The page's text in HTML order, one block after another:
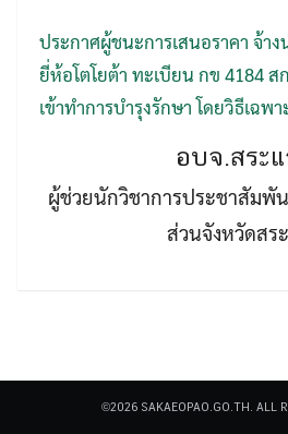
Search
ประกาศผู้ชนะการเสนอราคา จ้า
ยี่ห้อโตโยต้า ทะเบียน กข 4184 ส
เข้าทำการบำรุงรักษา โดยวิธีเฉพา
อบจ.สระ
ผู้ช่วยนักวิชาการประชาสัมพั
ส่วนจังหวัดสร
©2026 SAKAEOPAO.GO.TH. ALL